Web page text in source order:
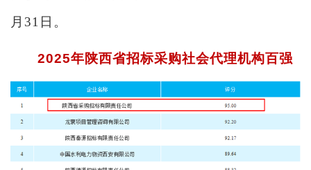
月31日。
2025年陕西省招标采购社会代理机构百强